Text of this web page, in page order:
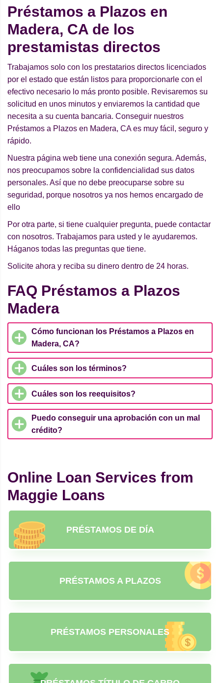
Préstamos a Plazos en
Madera, CA de los
prestamistas directos
Trabajamos solo con los prestatarios directos licenciados
por el estado que están listos para proporcionarle con el
efectivo necesario lo más pronto posible. Revisaremos su
solicitud en unos minutos y enviaremos la cantidad que
necesita a su cuenta bancaria. Conseguir nuestros
Préstamos a Plazos en Madera, CA es muy fácil, seguro y
rápido.
Nuestra página web tiene una conexión segura. Además,
nos preocupamos sobre la confidencialidad sus datos
personales. Así que no debe preocuparse sobre su
seguridad, porque nosotros ya nos hemos encargado de
ello
Por otra parte, si tiene cualquier pregunta, puede contactar
con nosotros. Trabajamos para usted y le ayudaremos.
Háganos todas las preguntas que tiene.
Solicite ahora y reciba su dinero dentro de 24 horas.
FAQ Préstamos a Plazos
Madera
Cómo funcionan los Préstamos a Plazos en
Madera, CA?
Cuáles son los términos?
Cuáles son los reequisitos?
Puedo conseguir una aprobación con un mal
crédito?
Online Loan Services from
Maggie Loans
PRÉSTAMOS DE DÍA
PRÉSTAMOS A PLAZOS
PRÉSTAMOS PERSONALES